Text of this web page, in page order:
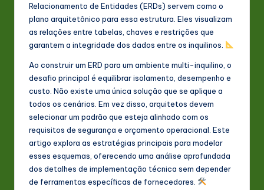
in
A
&
S
o
ft
w
Relacionamento de Entidades (ERDs) servem como o
plano arquitetônico para essa estrutura. Eles visualizam
as relações entre tabelas, chaves e restrições que
garantem a integridade dos dados entre os inquilinos.
Ao construir um ERD para um ambiente multi-inquilino, o
desafio principal é equilibrar isolamento, desempenho e
custo. Não existe uma única solução que se aplique a
todos os cenários. Em vez disso, arquitetos devem
selecionar um padrão que esteja alinhado com os
requisitos de segurança e orçamento operacional. Este
artigo explora as estratégias principais para modelar
esses esquemas, oferecendo uma análise aprofundada
dos detalhes de implementação técnica sem depender
de ferramentas específicas de fornecedores.